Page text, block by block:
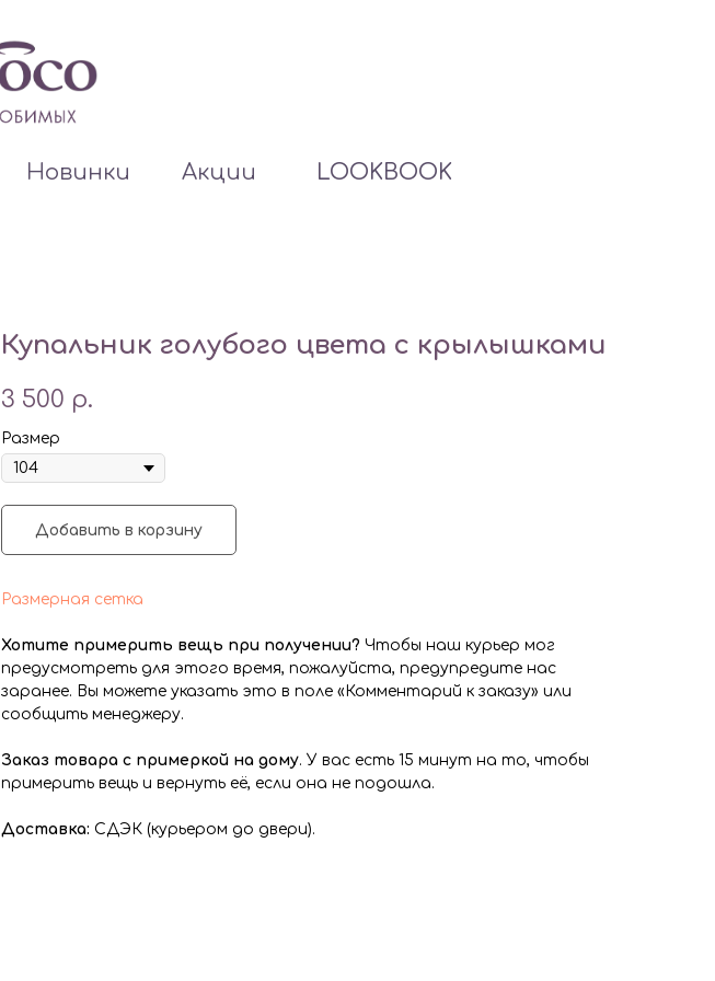
Новинки Акции LOOKBOOK
Купальник голубого цвета с крылышками
3 500 р.
Размер
Добавить в корзину
Размерная сетка
Хотите примерить вещь при получении? Чтобы наш курьер мог
предусмотреть для этого время, пожалуйста, предупредите нас
заранее. Вы можете указать это в поле «Комментарий к заказу» или
сообщить менеджеру.
Заказ товара с примеркой на дому. У вас есть 15 минут на то, чтобы
примерить вещь и вернуть её, если она не подошла.
Доставка: СДЭК (курьером до двери).